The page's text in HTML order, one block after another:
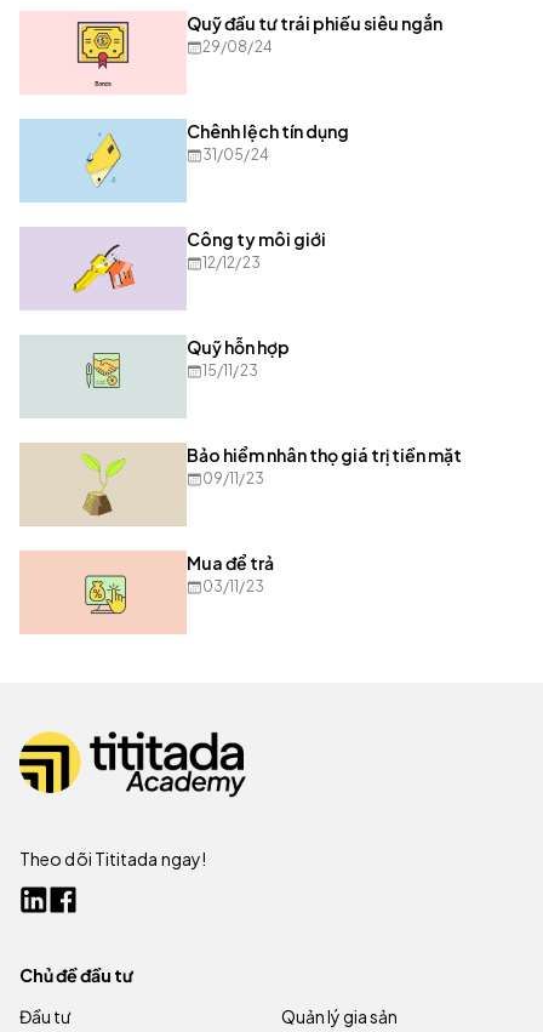
Quỹ đầu tư trái phiếu siêu ngắn
29/08/24
Chênh lệch tín dụng
31/05/24
Công ty môi giới
12/12/23
Quỹ hỗn hợp
15/11/23
Bảo hiểm nhân thọ giá trị tiền mặt
09/11/23
Mua để trả
03/11/23
Theo dõi Tititada ngay!
Chủ đề đầu tư
Đầu tư
Quản lý gia sản